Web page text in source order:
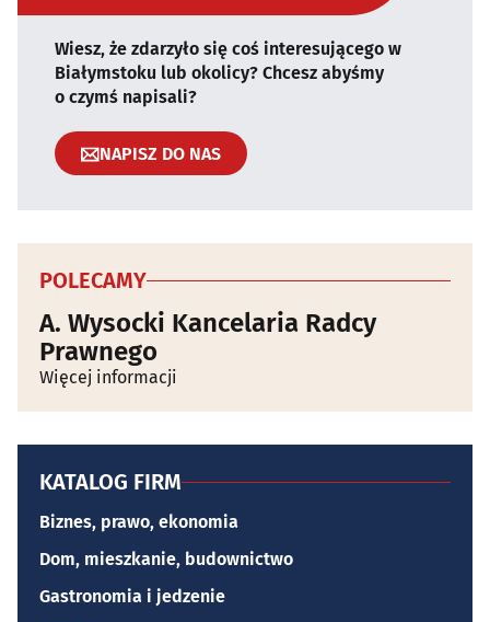
Wiesz, że zdarzyło się coś interesującego w
Białymstoku lub okolicy? Chcesz abyśmy
o czymś napisali?
NAPISZ DO NAS
POLECAMY
A. Wysocki Kancelaria Radcy
Prawnego
Więcej informacji
KATALOG FIRM
Biznes, prawo, ekonomia
Dom, mieszkanie, budownictwo
Gastronomia i jedzenie